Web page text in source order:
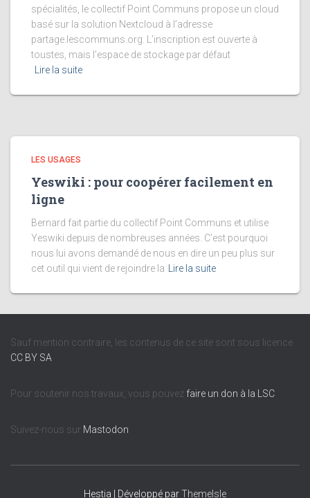
spécialités, le collectif Point Communs propose un cloud
basé sur la solution Nextcloud à l’adresse
partage.lescommuns.org. L’inscription est ouverte à
toustes, mais l’espace de stockage par défaut
Lire la suite
LES USAGES
Yeswiki : pour coopérer facilement en
ligne
Bernard fait partie du collectif Point Communs et utilise
Yeswiki depuis de nombreuses années. C’est pourquoi
nous lui avons demandé de nous en dire un peu plus sur
cet outil qui vient de rejoindre la
Lire la suite
Sauf mention contraire, les contenus de ce site sont sous licence
CC BY SA
Pour soutenir nos travaux, vous pouvez faire un don à la LSC
Suivez-nous sur Mastodon
Hestia | Développé parThemeIsle